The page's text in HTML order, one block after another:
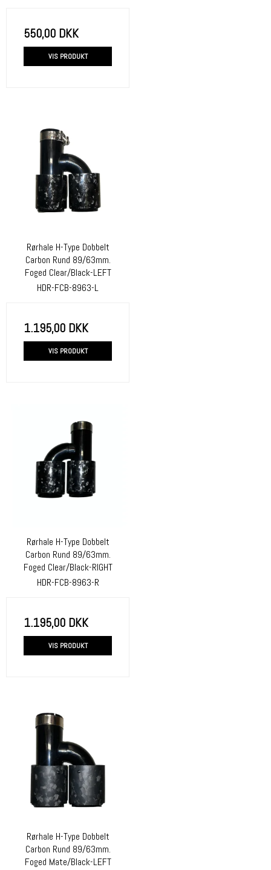
550,00 DKK
VIS PRODUKT
Rørhale H-Type Dobbelt
Carbon Rund 89/63mm.
Foged Clear/Black-LEFT
HDR-FCB-8963-L
1.195,00 DKK
VIS PRODUKT
Rørhale H-Type Dobbelt
Carbon Rund 89/63mm.
Foged Clear/Black-RIGHT
HDR-FCB-8963-R
1.195,00 DKK
VIS PRODUKT
Rørhale H-Type Dobbelt
Carbon Rund 89/63mm.
Foged Mate/Black-LEFT